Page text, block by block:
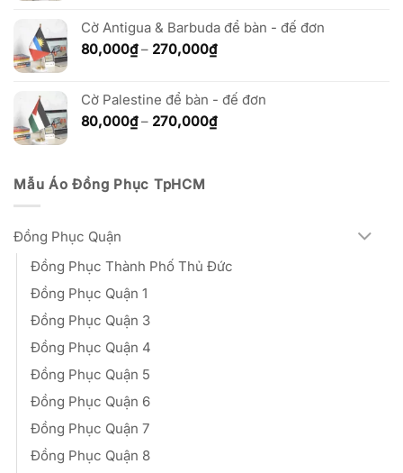
80,000₫
đến
270,000₫
Cờ Antigua & Barbuda để bàn - đế đơn
80,000₫ – 270,000₫Khoảng
80,000₫
đến
270,000₫
Cờ Palestine để bàn - đế đơn
80,000₫ – 270,000₫Khoảng
Mẫu Áo Đồng Phục TpHCM
Đồng Phục Quận
Đồng Phục Thành Phố Thủ Đức
Đồng Phục Quận 1
Đồng Phục Quận 3
Đồng Phục Quận 4
Đồng Phục Quận 5
Đồng Phục Quận 6
Đồng Phục Quận 7
Đồng Phục Quận 8